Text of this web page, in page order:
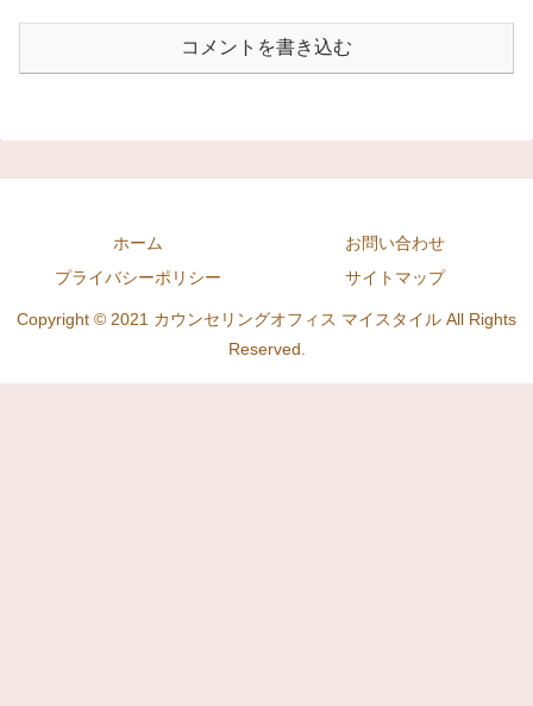
コメントを書き込む
ホーム
お問い合わせ
プライバシーポリシー
サイトマップ
Copyright © 2021 カウンセリングオフィス マイスタイル All Rights
Reserved.